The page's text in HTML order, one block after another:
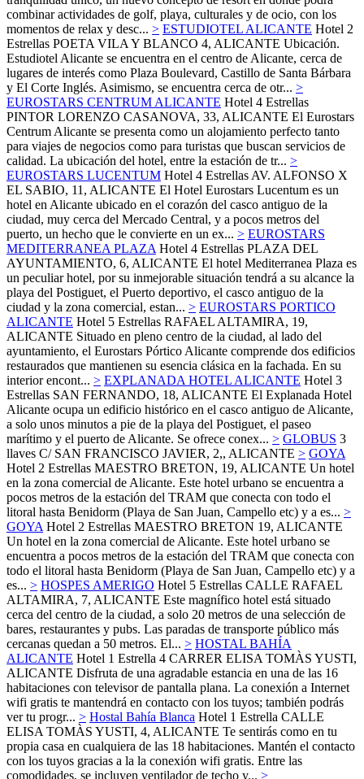
combinar actividades de golf, playa, culturales y de ocio, con los
momentos de relax y desc... > ESTUDIOTEL ALICANTE Hotel 2
Estrellas POETA VILA Y BLANCO 4, ALICANTE Ubicación.
Estudiotel Alicante se encuentra en el centro de Alicante, cerca de
lugares de interés como Plaza Boulevard, Castillo de Santa Bárbara
y El Corte Inglés. Asimismo, se encuentra cerca de otr... >
EUROSTARS CENTRUM ALICANTE Hotel 4 Estrellas
PINTOR LORENZO CASANOVA, 33, ALICANTE El Eurostars
Centrum Alicante se presenta como un alojamiento perfecto tanto
para viajes de negocios como para turistas que buscan servicios de
calidad. La ubicación del hotel, entre la estación de tr... >
EUROSTARS LUCENTUM Hotel 4 Estrellas AV. ALFONSO X
EL SABIO, 11, ALICANTE El Hotel Eurostars Lucentum es un
hotel en Alicante ubicado en el corazón del casco antiguo de la
ciudad, muy cerca del Mercado Central, y a pocos metros del
puerto, un hecho que le convierte en un ex... > EUROSTARS
MEDITERRANEA PLAZA Hotel 4 Estrellas PLAZA DEL
AYUNTAMIENTO, 6, ALICANTE El hotel Mediterranea Plaza es
un peculiar hotel, por su inmejorable situación tendrá a su alcance la
playa del Postiguet, el Puerto deportivo, el casco antiguo de la
ciudad y la zona comercial, estan... > EUROSTARS PORTICO
ALICANTE Hotel 5 Estrellas RAFAEL ALTAMIRA, 19,
ALICANTE Situado en pleno centro de la ciudad, al lado del
ayuntamiento, el Eurostars Pórtico Alicante comprende dos edificios
restaurados que mantienen su esencia clásica en la fachada. En su
interior encont... > EXPLANADA HOTEL ALICANTE Hotel 3
Estrellas SAN FERNANDO, 18, ALICANTE El Explanada Hotel
Alicante ocupa un edificio histórico en el casco antiguo de Alicante,
a solo unos minutos a pie de la playa del Postiguet, el paseo
marítimo y el puerto de Alicante. Se ofrece conex... > GLOBUS 3
llaves C/ SAN FRANCISCO JAVIER, 2,, ALICANTE > GOYA
Hotel 2 Estrellas MAESTRO BRETON, 19, ALICANTE Un hotel
en la zona comercial de Alicante. Este hotel urbano se encuentra a
pocos metros de la estación del TRAM que conecta con todo el
litoral hasta Benidorm (Playa de San Juan, Campello etc) y a es... >
GOYA Hotel 2 Estrellas MAESTRO BRETON 19, ALICANTE
Un hotel en la zona comercial de Alicante. Este hotel urbano se
encuentra a pocos metros de la estación del TRAM que conecta con
todo el litoral hasta Benidorm (Playa de San Juan, Campello etc) y a
es... > HOSPES AMERIGO Hotel 5 Estrellas CALLE RAFAEL
ALTAMIRA, 7, ALICANTE Este magnífico hotel está situado
cerca del centro de la ciudad, a solo 20 metros de una selección de
bares, restaurantes y pubs. Las paradas de transporte público más
cercanas quedan a 50 metros. El... > HOSTAL BAHÍA
ALICANTE Hotel 1 Estrella 4 CARRER ELISA TOMÀS YUSTI,
ALICANTE Disfruta de una agradable estancia en una de las 16
habitaciones con televisor de pantalla plana. La conexión a Internet
wifi gratis te mantendrá en contacto con los tuyos; también podrás
ver tu progr... > Hostal Bahía Blanca Hotel 1 Estrella CALLE
ELISA TOMÀS YUSTI, 4, ALICANTE Te sentirás como en tu
propia casa en cualquiera de las 18 habitaciones. Mantén el contacto
con los tuyos gracias a la la conexión wifi gratis. Entre las
comodidades, se incluyen ventilador de techo y... >